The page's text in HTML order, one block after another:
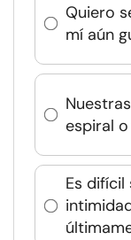
Quiero
mí aún
espiral
Es